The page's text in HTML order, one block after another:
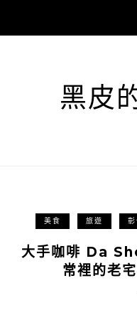
黑皮
美食 旅遊
大手咖啡 Da
常裡的老